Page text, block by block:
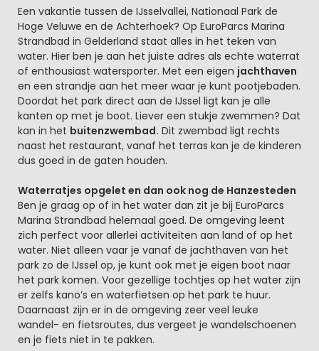
Beschrijving
Een vakantie tussen de IJsselvallei, Nationaal Park de
Hoge Veluwe en de Achterhoek? Op EuroParcs Marina
Strandbad in Gelderland staat alles in het teken van
water. Hier ben je aan het juiste adres als echte waterrat
of enthousiast watersporter. Met een eigen jachthaven
en een strandje aan het meer waar je kunt pootjebaden.
Doordat het park direct aan de IJssel ligt kan je alle
kanten op met je boot. Liever een stukje zwemmen? Dat
kan in het buitenzwembad. Dit zwembad ligt rechts
naast het restaurant, vanaf het terras kan je de kinderen
dus goed in de gaten houden.
Waterratjes opgelet en dan ook nog de Hanzesteden
Ben je graag op of in het water dan zit je bij EuroParcs
Marina Strandbad helemaal goed. De omgeving leent
zich perfect voor allerlei activiteiten aan land of op het
water. Niet alleen vaar je vanaf de jachthaven van het
park zo de IJssel op, je kunt ook met je eigen boot naar
het park komen. Voor gezellige tochtjes op het water zijn
er zelfs kano’s en waterfietsen op het park te huur.
Daarnaast zijn er in de omgeving zeer veel leuke
wandel- en fietsroutes, dus vergeet je wandelschoenen
en je fiets niet in te pakken.